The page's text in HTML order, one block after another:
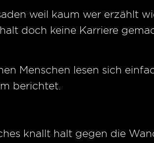
weil kaum wer erzählt
doch keine Karriere
Menschen lesen sich
berichtet.
knallt halt gegen die